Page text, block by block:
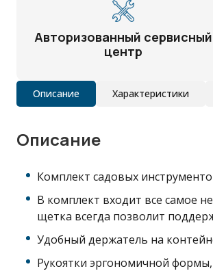
Авторизованный сервисный
центр
Описание Характеристики
Описание
Комплект садовых
В комплект входит все самое
щетка всегда позволит
Удобный держатель на
Рукоятки эргономичной